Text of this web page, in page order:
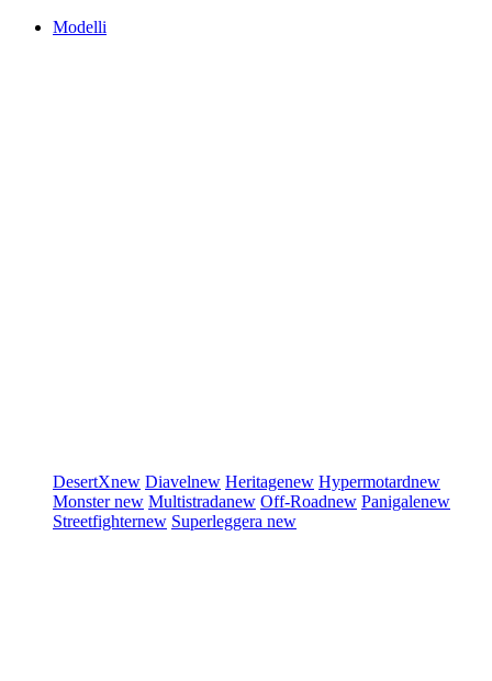
Modelli
DesertXnew Diavelnew Heritagenew Hypermotardnew
Monsternew Multistradanew Off-Roadnew Panigalenew
Streetfighternew Superleggera new